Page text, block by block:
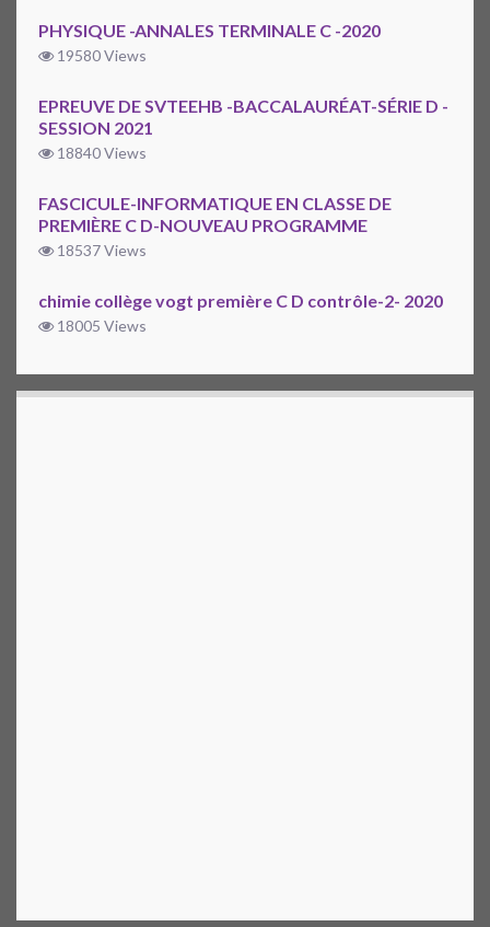
PHYSIQUE -ANNALES TERMINALE C -2020
19580 Views
EPREUVE DE SVTEEHB -BACCALAURÉAT-SÉRIE D -
SESSION 2021
18840 Views
FASCICULE-INFORMATIQUE EN CLASSE DE
PREMIÈRE C D-NOUVEAU PROGRAMME
18537 Views
chimie collège vogt première C D contrôle-2- 2020
18005 Views